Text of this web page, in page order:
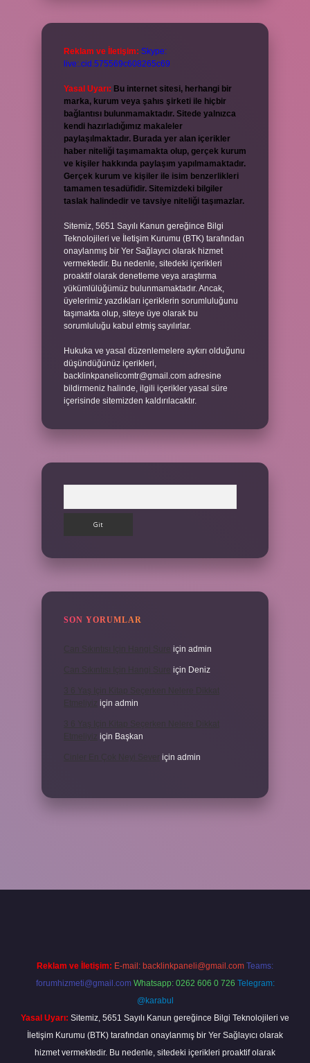
Reklam ve İletişim: Skype:
live:.cid.575569c608265c69
Yasal Uyarı: Bu internet sitesi, herhangi bir
marka, kurum veya şahıs şirketi ile hiçbir
bağlantısı bulunmamaktadır. Sitede yalnızca
kendi hazırladığımız makaleler
paylaşılmaktadır. Burada yer alan içerikler
haber niteliği taşımamakta olup, gerçek kurum
ve kişiler hakkında paylaşım yapılmamaktadır.
Gerçek kurum ve kişiler ile isim benzerlikleri
tamamen tesadüfidir. Sitemizdeki bilgiler
taslak halindedir ve tavsiye niteliği taşımazlar.
Sitemiz, 5651 Sayılı Kanun gereğince Bilgi
Teknolojileri ve İletişim Kurumu (BTK) tarafından
onaylanmış bir Yer Sağlayıcı olarak hizmet
vermektedir. Bu nedenle, sitedeki içerikleri
proaktif olarak denetleme veya araştırma
yükümlülüğümüz bulunmamaktadır. Ancak,
üyelerimiz yazdıkları içeriklerin sorumluluğunu
taşımakta olup, siteye üye olarak bu
sorumluluğu kabul etmiş sayılırlar.
Hukuka ve yasal düzenlemelere aykırı olduğunu
düşündüğünüz içerikleri,
backlinkpanelicomtr@gmail.com adresine
bildirmeniz halinde, ilgili içerikler yasal süre
içerisinde sitemizden kaldırılacaktır.
SON YORUMLAR
için admin
için Deniz
için admin
için Başkan
için admin
Reklam ve İletişim: E-mail: backlinkpaneli@gmail.com Teams:
forumhizmeti@gmail.com Whatsapp: 0262 606 0 726 Telegram:
@karabul
Yasal Uyarı: Sitemiz, 5651 Sayılı Kanun gereğince Bilgi Teknolojileri ve
İletişim Kurumu (BTK) tarafından onaylanmış bir Yer Sağlayıcı olarak
hizmet vermektedir. Bu nedenle, sitedeki içerikleri proaktif olarak